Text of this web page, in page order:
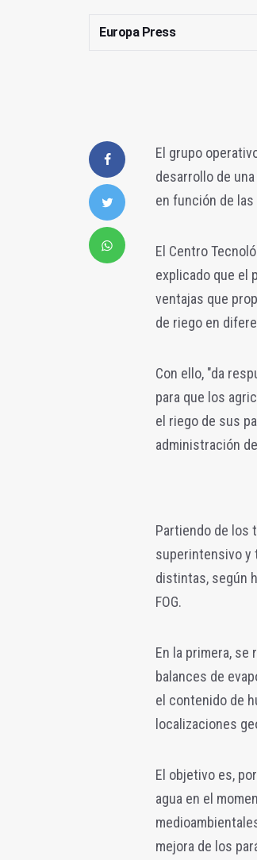
Europa Press
El grupo
desarrollo de
en función de
El Centro
explicado que el
ventajas que
de riego en
Con ello, "da
para que los
el riego de sus
administración
Partiendo de los
superintensivo y
distintas, según
FOG.
En la primera,
balances de
el contenido de
localizaciones
El objetivo es,
agua en el
mejora de los